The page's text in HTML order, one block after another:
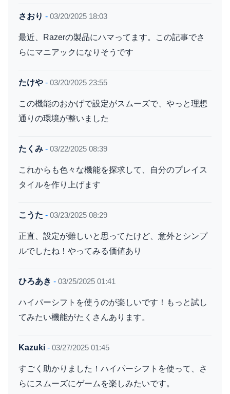
さおり - 03/20/2025 18:03
最近、Razerの製品にハマってます。この記事でさ
らにマニアックになりそうです
たけや - 03/20/2025 23:55
この機能のおかげで設定がスムーズで、やっと理想
通りの環境が整いました
たくみ - 03/22/2025 08:39
これからも色々な機能を探求して、自分のプレイス
タイルを作り上げます
こうた - 03/23/2025 08:29
正直、設定が難しいと思ってたけど、意外とシンプ
ルでしたね！やってみる価値あり
ひろあき - 03/25/2025 01:41
ハイパーシフトを使うのが楽しいです！もっと試し
てみたい機能がたくさんあります。
Kazuki - 03/27/2025 01:45
すごく助かりました！ハイパーシフトを使って、さ
らにスムーズにゲームを楽しみたいです。